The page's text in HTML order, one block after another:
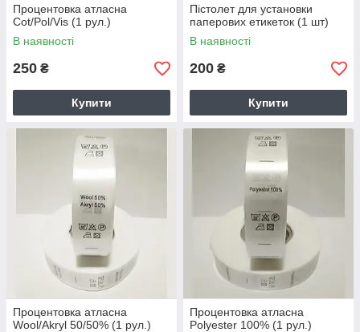
Процентовка атласна
Cot/Pol/Vis (1 рул.)
В наявності
250 ₴
Купити
Пістолет для установки
паперових етикеток (1 шт)
В наявності
200 ₴
Купити
Процентовка атласна
Wool/Akryl 50/50% (1 рул.)
Процентовка атласна
Polyester 100% (1 рул.)